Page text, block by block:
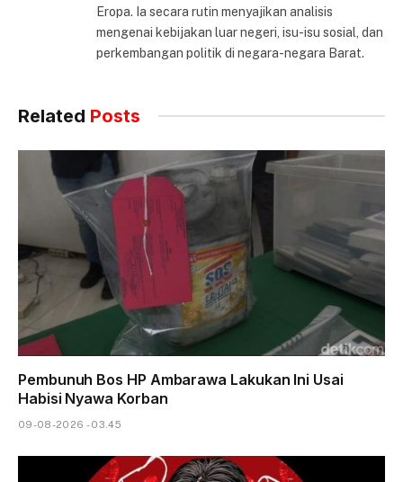
Eropa. Ia secara rutin menyajikan analisis
mengenai kebijakan luar negeri, isu-isu sosial, dan
perkembangan politik di negara-negara Barat.
Related Posts
Pembunuh Bos HP Ambarawa Lakukan Ini Usai
Habisi Nyawa Korban
09-08-2026 - 03.45